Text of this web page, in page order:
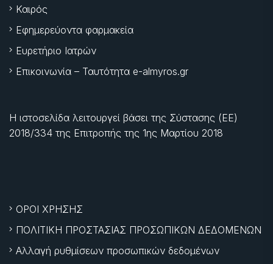
Καιρός
Εφημερεύοντα φαρμακεία
Ευρετήριο Ιατρών
Επικοινωνία – Ταυτότητα e-almyros.gr
Η ιστοσελίδα λειτουργεί βάσει της Σύστασης (ΕΕ)
2018/334 της Επιτροπής της 1ης Μαρτίου 2018
ΟΡΟΙ ΧΡΗΣΗΣ
ΠΟΛΙΤΙΚΗ ΠΡΟΣΤΑΣΙΑΣ ΠΡΟΣΩΠΙΚΩΝ ΔΕΔΟΜΕΝΩΝ
Αλλαγή ρυθμίσεων προσωπικών δεδομένων